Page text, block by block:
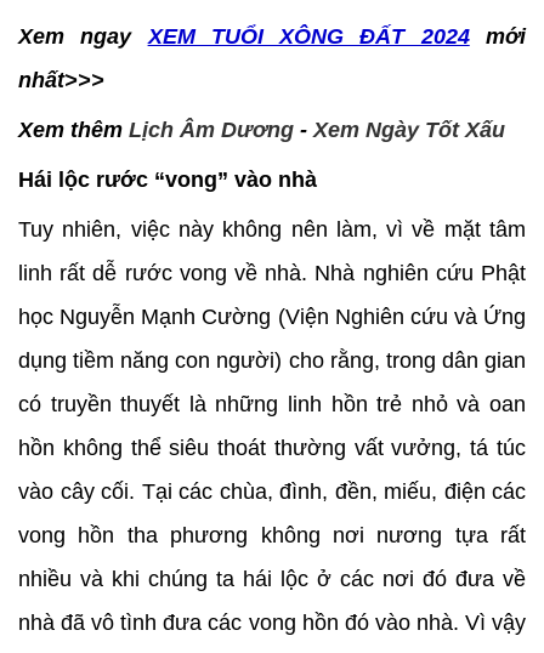
Xem ngayXEM TUỔI XÔNG ĐẤT 2024
mới
nhất>>>
Xem thêm Lịch Âm Dương -Xem Ngày Tốt Xấu
Hái lộc rước “vong” vào nhà
Tuy nhiên, việc này không nên làm, vì về mặt tâm
linh rất dễ rước vong về nhà. Nhà nghiên cứu Phật
học Nguyễn Mạnh Cường (Viện Nghiên cứu và Ứng
dụng tiềm năng con người) cho rằng, trong dân gian
có truyền thuyết là những linh hồn trẻ nhỏ và oan
hồn không thể siêu thoát thường vất vưởng, tá túc
vào cây cối. Tại các chùa, đình, đền, miếu, điện các
vong hồn tha phương không nơi nương tựa rất
nhiều và khi chúng ta hái lộc ở các nơi đó đưa về
nhà đã vô tình đưa các vong hồn đó vào nhà. Vì vậy